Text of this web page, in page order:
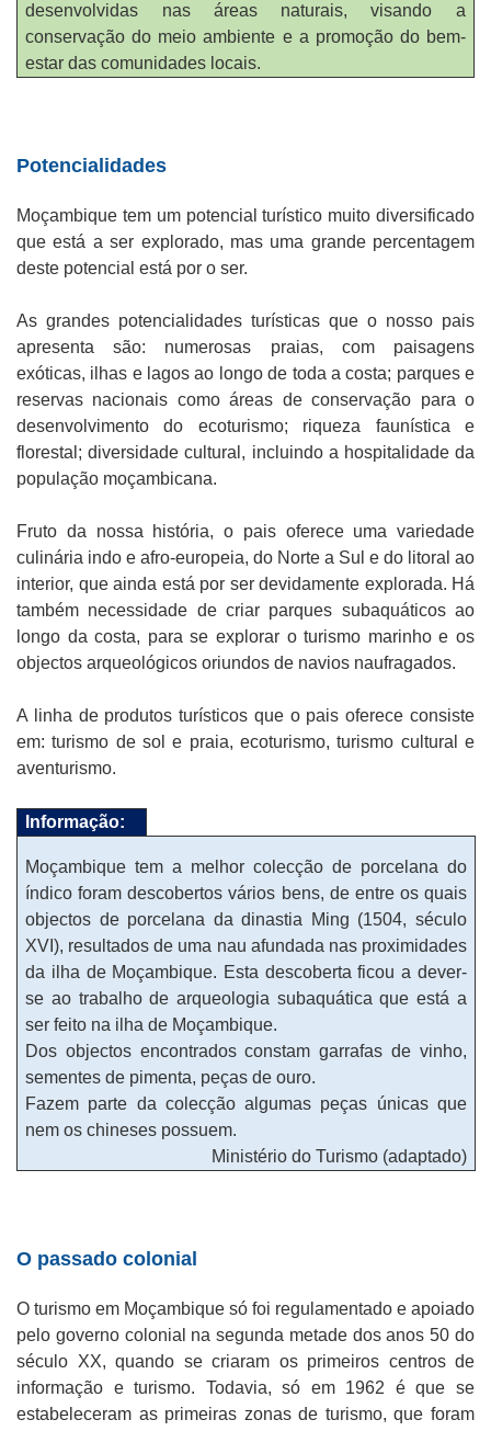
desenvolvidas nas áreas naturais, visando a
conservação do meio ambiente e a promoção do bem-
estar das comunidades locais.
Potencialidades
Moçambique tem um potencial turístico muito diversificado
que está a ser explorado, mas uma grande percentagem
deste potencial está por o ser.
As grandes potencialidades turísticas que o nosso pais
apresenta são: numerosas praias, com paisagens
exóticas, ilhas e lagos ao longo de toda a costa; parques e
reservas nacionais como áreas de conservação para o
desenvolvimento do ecoturismo; riqueza faunística e
florestal; diversidade cultural, incluindo a hospitalidade da
população moçambicana.
Fruto da nossa história, o pais oferece uma variedade
culinária indo e afro-europeia, do Norte a Sul e do litoral ao
interior, que ainda está por ser devidamente explorada. Há
também necessidade de criar parques subaquáticos ao
longo da costa, para se explorar o turismo marinho e os
objectos arqueológicos oriundos de navios naufragados.
A linha de produtos turísticos que o pais oferece consiste
em: turismo de sol e praia, ecoturismo, turismo cultural e
aventurismo.
Informação:
Moçambique tem a melhor colecção de porcelana do
índico foram descobertos vários bens, de entre os quais
objectos de porcelana da dinastia Ming (1504, século
XVI), resultados de uma nau afundada nas proximidades
da ilha de Moçambique. Esta descoberta ficou a dever-
se ao trabalho de arqueologia subaquática que está a
ser feito na ilha de Moçambique.
Dos objectos encontrados constam garrafas de vinho,
sementes de pimenta, peças de ouro.
Fazem parte da colecção algumas peças únicas que
nem os chineses possuem.
Ministério do Turismo (adaptado)
O passado colonial
O turismo em Moçambique só foi regulamentado e apoiado
pelo governo colonial na segunda metade dos anos 50 do
século XX, quando se criaram os primeiros centros de
informação e turismo. Todavia, só em 1962 é que se
estabeleceram as primeiras zonas de turismo, que foram